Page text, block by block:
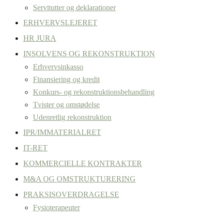
Servitutter og deklarationer
ERHVERVSLEJERET
HR JURA
INSOLVENS OG REKONSTRUKTION
Erhvervsinkasso
Finansiering og kredit
Konkurs- og rekonstruktionsbehandling
Tvister og omstødelse
Udenretlig rekonstruktion
IPR/IMMATERIALRET
IT-RET
KOMMERCIELLE KONTRAKTER
M&A OG OMSTRUKTURERING
PRAKSISOVERDRAGELSE
Fysioterapeuter